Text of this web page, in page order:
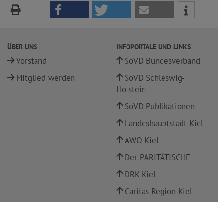
ÜBER UNS
Vorstand
Mitglied werden
INFOPORTALE UND LINKS
SoVD Bundesverband
SoVD Schleswig-
Holstein
SoVD Publikationen
Landeshauptstadt Kiel
AWO Kiel
Der PARITÄTISCHE
DRK Kiel
Caritas Region Kiel